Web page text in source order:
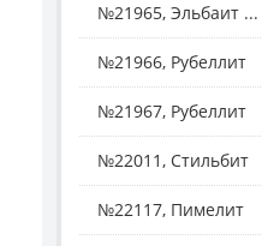
№21965, Эльбаит ...
№21966, Рубеллит
№21967, Рубеллит
№22011, Стильбит
№22117, Пимелит